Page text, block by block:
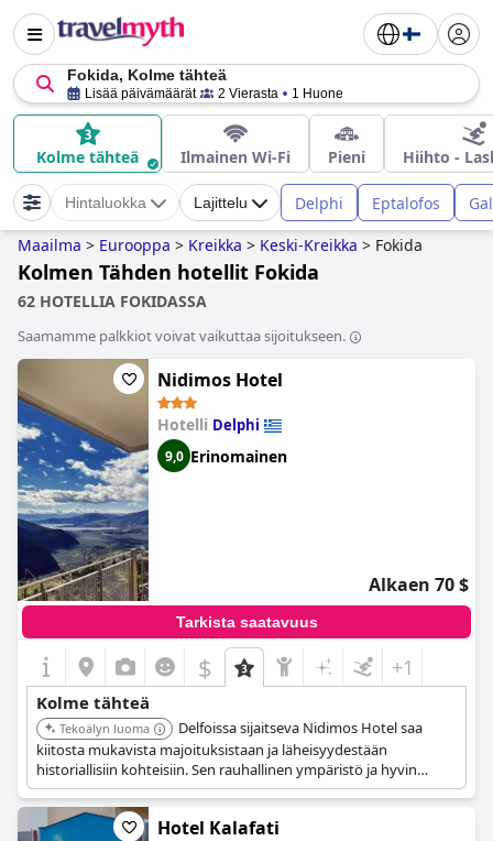
Fokida, Kolme tähteä
Lisää päivämäärät 2 Vierasta 1 Huone
Kolme tähteä Ilmainen Wi-Fi Pieni Hiihto -
Hintaluokka Lajittelu Delphi Eptalofos
Maailma > Eurooppa > Kreikka > Keski-Kreikka > Fokida
Kolmen Tähden hotellit Fokida
62 HOTELLIA FOKIDASSA
Saamamme palkkiot voivat vaikuttaa sijoitukseen.
Nidimos Hotel
Hotelli Delphi
9,0 Erinomainen
Alkaen 70 $
Tarkista saatavuus
$ +1
Kolme tähteä
Tekoälyn luoma
Delfoissa sijaitseva Nidimos Hotel saa
kiitosta mukavista majoituksistaan ja läheisyydestään
historiallisiin kohteisiin. Sen rauhallinen ympäristö ja hyvin
hoidetut tilat tekevät siitä suosituimman valinnan vierailijoille,
jotka ovat kiinnostuneita tutustumaan Delfoin rikkaaseen
perintöön.
Hotel Kalafati